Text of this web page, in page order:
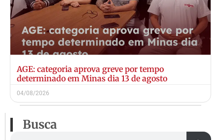
AGE: categoria aprova greve por tempo
determinado em Minas dia 13 de agosto
04/08/2026
Busca